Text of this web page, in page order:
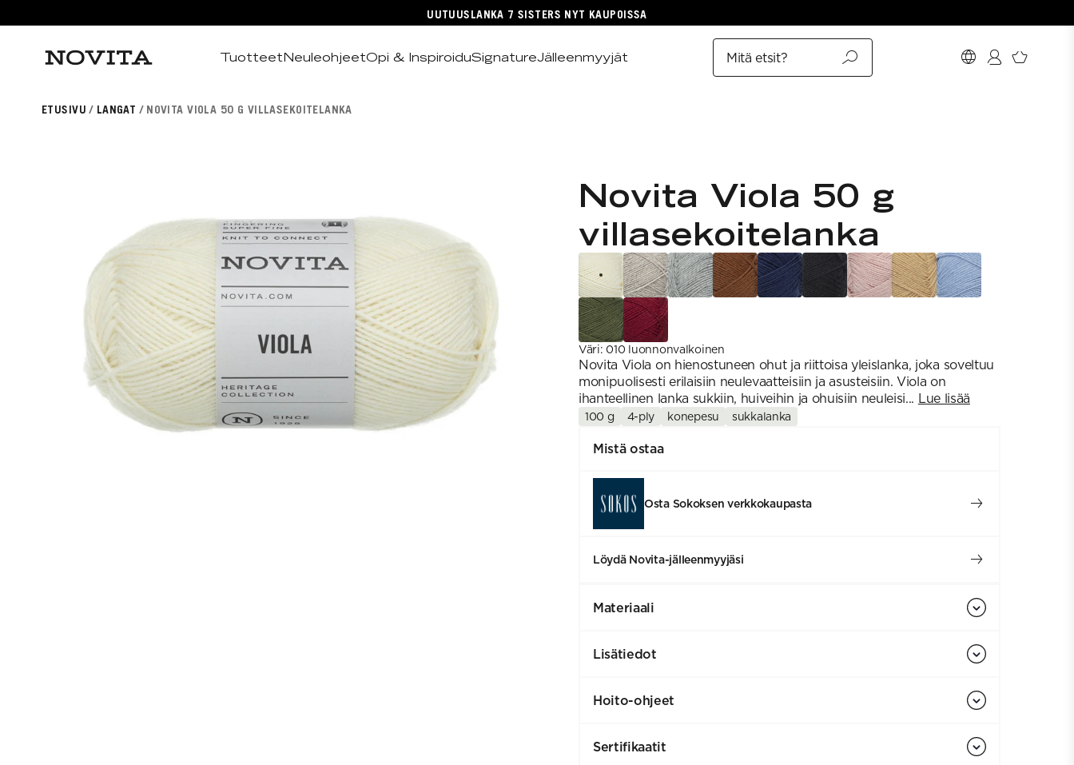
UUTUUSLANKA 7 SISTERS NYT KAUPOISSA
TuotteetNeuleohjeetOpi & InspiroiduSignatureJälleenmyyjät Mitä etsit?
ETUSIVU LANGAT NOVITA VIOLA 50 G VILLASEKOITELANKA
Novita Viola 50 g
villasekoitelanka
Väri: 010 luonnonvalkoinen
Novita Viola on hienostuneen ohut ja riittoisa yleislanka, joka soveltuu
monipuolisesti erilaisiin neulevaatteisiin ja asusteisiin. Viola on
ihanteellinen lanka sukkiin, huiveihin ja ohuisiin neuleisi... Lue lisää
100 g 4-ply konepesu sukkalanka
Mistä ostaa
Osta Sokoksen verkkokaupasta
Löydä Novita-jälleenmyyjäsi
Materiaali
Lisätiedot
Hoito-ohjeet
Sertifikaatit